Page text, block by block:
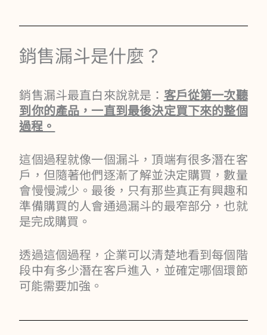
銷售漏斗是什麼？
銷售漏斗最直白來說就是： 客戶從第一次聽
到你的產品，一直到最後決定買下來的整個
過程。
這個過程就像一個漏斗，頂端有很多潛在客
戶，但隨著他們逐漸了解並決定購買，數量
會慢慢減少。最後，只有那些真正有興趣和
準備購買的人會通過漏斗的最窄部分，也就
是完成購買。
透過這個過程，企業可以清楚地看到每個階
段中有多少潛在客戶進入，並確定哪個環節
可能需要加強。